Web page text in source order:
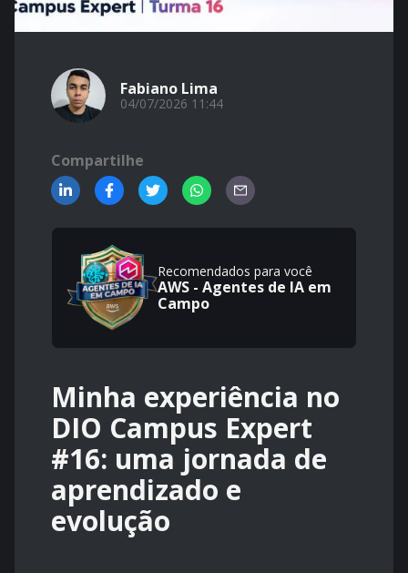
Fabiano Lima
04/07/2026 11:44
Compartilhe
Recomendados para você
AWS - Agentes de IA em
Campo
Minha experiência no
DIO Campus Expert
#16: uma jornada de
aprendizado e
evolução